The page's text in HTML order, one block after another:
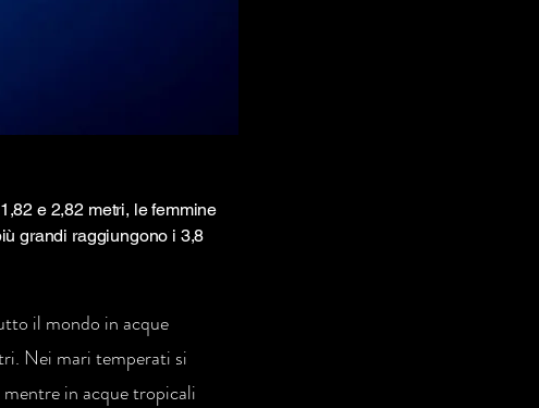
e 2,82 metri, le femmine
grandi raggiungono i 3,8
il mondo in acque
Nei mari temperati si
mentre in acque tropicali